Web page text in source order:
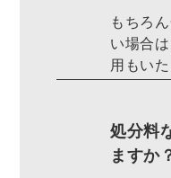
もちろ
い場合
用もい
処分料
ますか